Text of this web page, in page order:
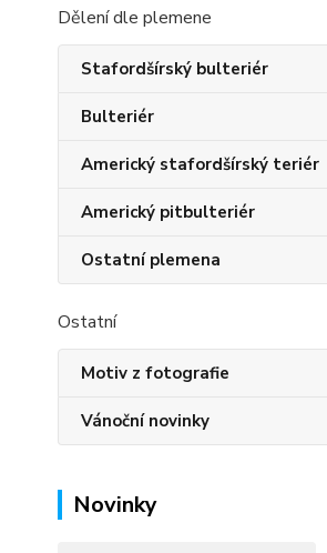
Dělení dle plemene
Stafordšírský bulteriér
Bulteriér
Americký stafordšírský teriér
Americký pitbulteriér
Ostatní plemena
Ostatní
Motiv z fotografie
Vánoční novinky
Novinky